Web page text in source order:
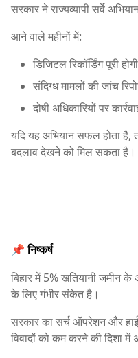
सरकार ने राज्यव्यापी सर्वे
आने वाले महीनों में:
डिजिटल रिकॉर्डिंग पूरी होगी
संदिग्ध मामलों की जांच
दोषी अधिकारियों पर
यदि यह अभियान सफल होता है,
बदलाव देखने को मिल सकता है।
📌 निष्कर्ष
बिहार में 5% खतियानी जमीन
के लिए गंभीर संकेत है।
सरकार का सर्च ऑपरेशन और
विवादों को कम करने की दिशा